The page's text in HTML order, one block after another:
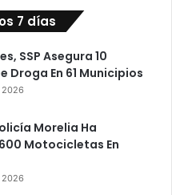
7 días
SSP Asegura 10
Droga En 61 Municipios
Morelia Ha
Motocicletas En